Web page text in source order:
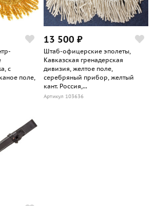
с
поле,
13 500 ₽
Штаб-офицерские эполеты,
Кавказская гренадерская
дивизия, желтое поле,
серебряный прибор, желтый
кант. Россия,...
Артикул 103636